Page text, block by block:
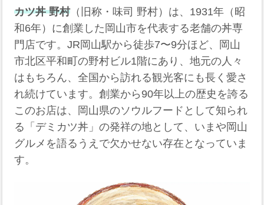
カツ丼 野村（旧称・味司 野村）は、1931年（昭
和6年）に創業した岡山市を代表する老舗の丼専
門店です。JR岡山駅から徒歩7〜9分ほど、岡山
市北区平和町の野村ビル1階にあり、地元の人々
はもちろん、全国から訪れる観光客にも長く愛さ
れ続けています。創業から90年以上の歴史を誇る
このお店は、岡山県のソウルフードとして知られ
る「デミカツ丼」の発祥の地として、いまや岡山
グルメを語るうえで欠かせない存在となっていま
す。